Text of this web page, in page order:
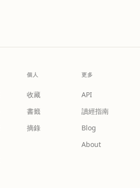
個人
收藏
書籤
摘錄
更多
API
讀經指南
Blog
About